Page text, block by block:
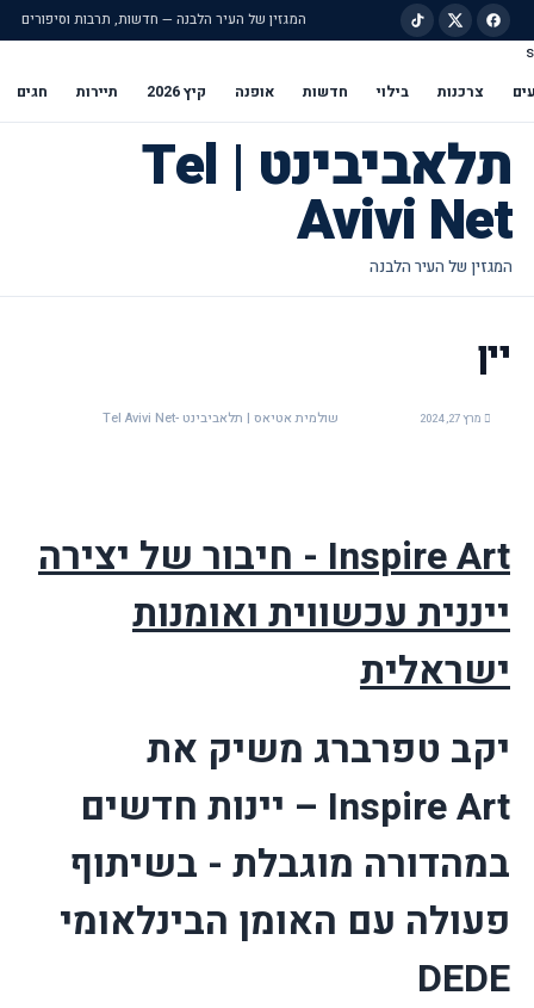
המגזין של העיר הלבנה — חדשות, תרבות וסיפורים
s
צרכנות בילוי חדשות אופנה קיץ 2026 תיירות חגים
תלאביבינט | Tel
Avivi Net
יין
מרץ 27, 2024 שולמית אטיאס | תלאביבינט -Tel Avivi Net
Inspire Art- חיבור של יצירה
ייננית עכשווית ואומנות
ישראלית
יקב טפרברג משיק את
Inspire Art – יינות חדשים
במהדורה מוגבלת - בשיתוף
פעולה עם האומן הבינלאומי
DEDE